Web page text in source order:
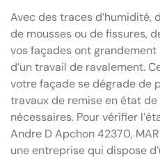
Avec des traces d’humidité,
de mousses ou de fissures,
vos façades ont grandement
d’un travail de ravalement.
votre façade se dégrade de
travaux de remise en état
nécessaires. Pour vérifier
Andre D Apchon 42370,
une entreprise qui dispose